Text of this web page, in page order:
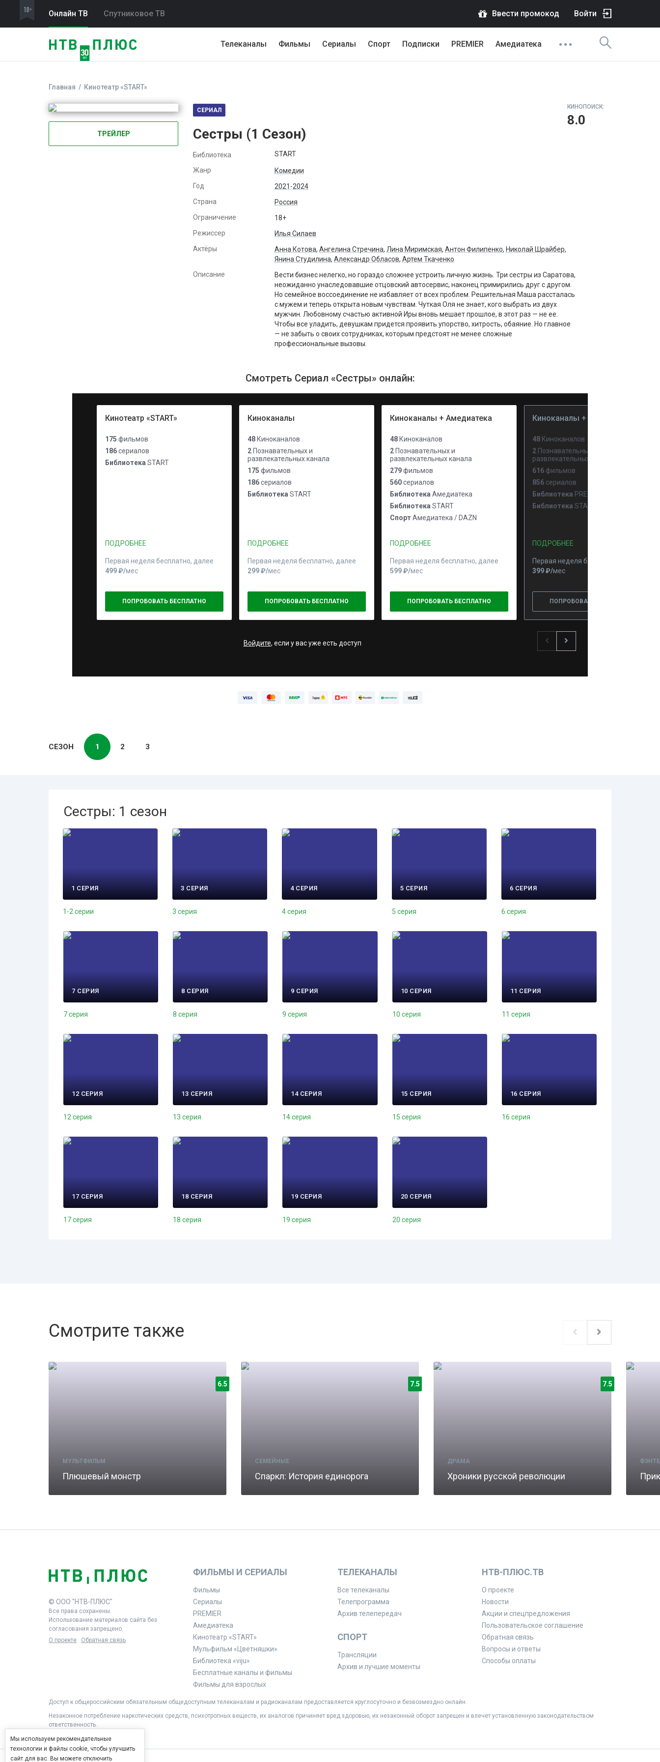
Онлайн ТВ Спутниковое ТВ Ввести промокод Войти
Телеканалы Фильмы Сериалы Спорт Подписки PREMIER Амедиатека
Главная Кинотеатр «START»
ТРЕЙЛЕР
СЕРИАЛ
Сестры (1 Сезон)
Библиотека START
Жанр
Комедии
Год
2021 -2024
Страна
Россия
Ограничение
18+
Режиссер
Илья Силаев
Актёры
Анна Котова, Ангелина Стречина, Лина Миримская, Антон Филипенко, Николай Шрайбер,
Янина Студилина, Александр Обласов, Артем Ткаченко
Описание
Вести бизнес нелегко, но гораздо сложнее устроить личную жизнь. Три сестры из Саратова,
неожиданно унаследовавшие отцовский автосервис, наконец примирились друг с другом.
Но семейное воссоединение не избавляет от всех проблем. Решительная Маша рассталась
с мужем и теперь открыта новым чувствам. Чуткая Оля не знает, кого выбрать из двух
мужчин. Любовному счастью активной Иры вновь мешает прошлое, в этот раз — не ее.
Чтобы все уладить, девушкам придется проявить упорство, хитрость, обаяние. Но главное
— не забыть о своих сотрудниках, которым предстоят не менее сложные
профессиональные вызовы.
КИНОПОИСК:
8.0
Смотреть Сериал «Сестры» онлайн:
Кинотеатр «START»
175 фильмов
186сериалов
Библиотека START
ПОДРОБНЕЕ
Первая неделя бесплатно, далее
499 ₽⁠/⁠мес
ПОПРОБОВАТЬ БЕСПЛАТНО
Киноканалы
48 Киноканалов
2 Познавательных и
развлекательных канала
175 фильмов
186сериалов
Библиотека START
ПОДРОБНЕЕ
Первая неделя бесплатно, далее
299 ₽⁠/⁠мес
ПОПРОБОВАТЬ БЕСПЛАТНО
Киноканалы + Амедиатека
48 Киноканалов
2 Познавательных и
развлекательных канала
279фильмов
560сериалов
Библиотека Амедиатека
Библиотека START
СпортАмедиатека / DAZN
ПОДРОБНЕЕ
Первая неделя бесплатно, далее
599 ₽⁠/⁠мес
ПОПРОБОВАТЬ БЕСПЛАТНО
Киноканалы + PREMIER
48 Киноканалов
2 Познавательных и
развлекательных канала
616 фильмов
856 сериалов
Библиотека PREMIER
Библиотека START
ПОДРОБНЕЕ
Первая неделя бесплатно, далее
399 ₽⁠/⁠мес
ПОПРОБОВАТЬ БЕСПЛАТНО
Войдите, если у вас уже есть доступ
СЕЗОН 1 2 3
Сестры: 1 сезон
1 СЕРИЯ
1-2 серии
3 СЕРИЯ
3 серия
4 СЕРИЯ
4 серия
5 СЕРИЯ
5 серия
6 СЕРИЯ
6 серия
7 СЕРИЯ
7 серия
8 СЕРИЯ
8 серия
9 СЕРИЯ
9 серия
10 СЕРИЯ
10 серия
11 СЕРИЯ
11 серия
12 СЕРИЯ
12 серия
13 СЕРИЯ
13 серия
14 СЕРИЯ
14 серия
15 СЕРИЯ
15 серия
16 СЕРИЯ
16 серия
17 СЕРИЯ
17 серия
18 СЕРИЯ
18 серия
19 СЕРИЯ
19 серия
20 СЕРИЯ
20 серия
Смотрите также
6.5
МУЛЬТФИЛЬМ
Плюшевый монстр
7.5
СЕМЕЙНЫЕ
Спаркл: История единорога
7.5
ДРАМА
Хроники русской революции
© ООО "НТВ-ПЛЮС"
Все права сохранены.
Использование материалов сайта без
согласования запрещено.
О проекте
Обратная связь
ФИЛЬМЫ И СЕРИАЛЫ
Фильмы
Сериалы
PREMIER
Амедиатека
Кинотеатр «START»
Мульфильм «Цветняшки»
Библиотека «viju»
Бесплатные каналы и фильмы
Фильмы для взрослых
ТЕЛЕКАНАЛЫ
Все телеканалы
Телепрограмма
Архив телепередач
СПОРТ
Трансляции
Архив и лучшие моменты
НТВ-ПЛЮС.ТВ
О проекте
Новости
Акции и спецпредложения
Пользовательское соглашение
Обратная связь
Вопросы и ответы
Способы оплаты
Доступ к общероссийским обязательным общедоступным телеканалам и радиоканалам предоставляется круглосуточно и безвозмездно онлайн.
Незаконное потребление наркотических средств, психотропных веществ, их аналогов причиняет вред здоровью, их незаконный оборот запрещен и влечет установленную законодательством
ответственность.
Мы используем рекомендательные
технологии и файлы cookie, чтобы улучшить
сайт для вас. Вы можете отключить